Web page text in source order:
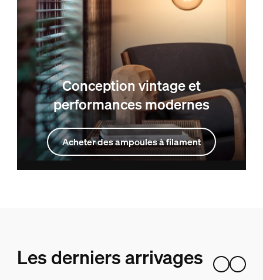
Conception vintage et
performances modernes
Acheter des ampoules à filament
Les derniers arrivages